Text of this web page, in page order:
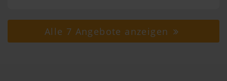
Alle 7 Angebote anzeigen